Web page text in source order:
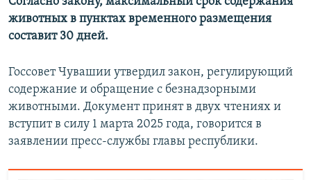
Все сайты РСЕ/РС
животных в пунктах временного размещения
составит 30 дней.
Госсовет Чувашии утвердил закон, регулирующий
содержание и обращение с безнадзорными
животными. Документ принят в двух чтениях и
вступит в силу 1 марта 2025 года, говорится в
заявлении пресс-службы главы республики.